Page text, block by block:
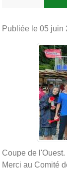
Publiée le 05 juin
Coupe de l'Ouest.
Merci au Comité